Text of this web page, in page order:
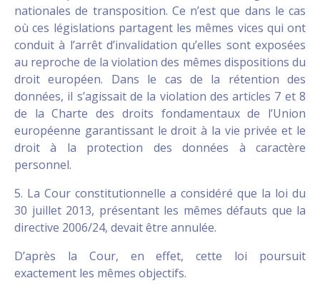
nationales de transposition. Ce n’est que dans le cas
où ces législations partagent les mêmes vices qui ont
conduit à l’arrêt d’invalidation qu’elles sont exposées
au reproche de la violation des mêmes dispositions du
droit européen. Dans le cas de la rétention des
données, il s’agissait de la violation des articles 7 et 8
de la Charte des droits fondamentaux de l’Union
européenne garantissant le droit à la vie privée et le
droit à la protection des données à caractère
personnel.
5. La Cour constitutionnelle a considéré que la loi du
30 juillet 2013, présentant les mêmes défauts que la
directive 2006/24, devait être annulée.
D’après la Cour, en effet, cette loi poursuit
exactement les mêmes objectifs.